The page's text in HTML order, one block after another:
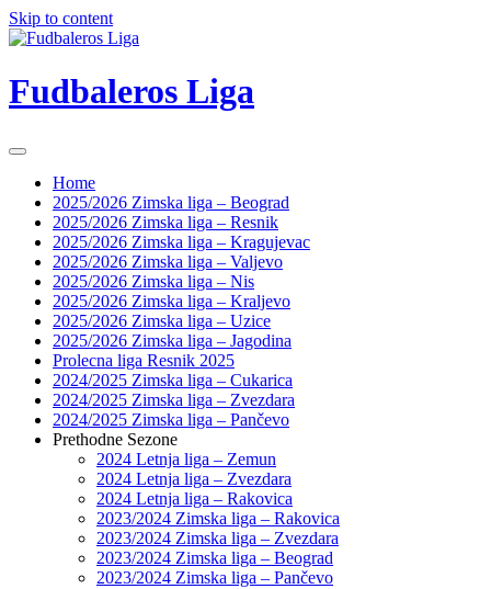
Skip to content
Fudbaleros Liga
Home
2025/2026 Zimska liga – Beograd
2025/2026 Zimska liga – Resnik
2025/2026 Zimska liga – Kragujevac
2025/2026 Zimska liga – Valjevo
2025/2026 Zimska liga – Nis
2025/2026 Zimska liga – Kraljevo
2025/2026 Zimska liga – Uzice
2025/2026 Zimska liga – Jagodina
Prolecna liga Resnik 2025
2024/2025 Zimska liga – Cukarica
2024/2025 Zimska liga – Zvezdara
2024/2025 Zimska liga – Pančevo
Prethodne Sezone
2024 Letnja liga – Zemun
2024 Letnja liga – Zvezdara
2024 Letnja liga – Rakovica
2023/2024 Zimska liga – Rakovica
2023/2024 Zimska liga – Zvezdara
2023/2024 Zimska liga – Beograd
2023/2024 Zimska liga – Pančevo